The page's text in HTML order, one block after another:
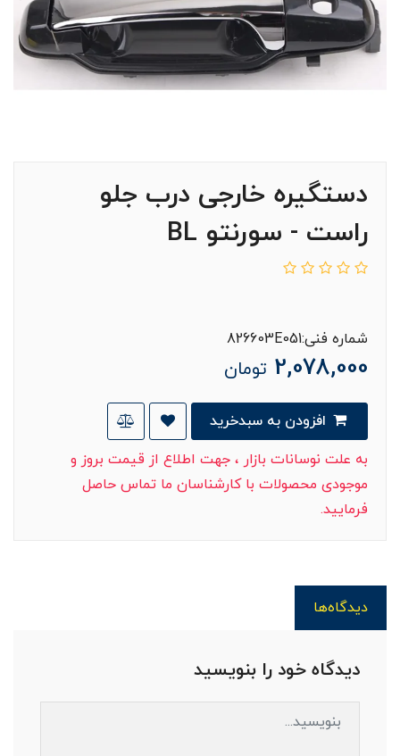
دستگیره خارجی درب جلو
راست - سورنتو BL
شماره فنی:826603E051
2,078,000 تومان
به علت نوسانات بازار ، جهت اطلاع از قیمت بروز و
موجودی محصولات با کارشناسان ما تماس حاصل
فرمایید.
دیدگاه‌ها
دیدگاه خود را بنویسید